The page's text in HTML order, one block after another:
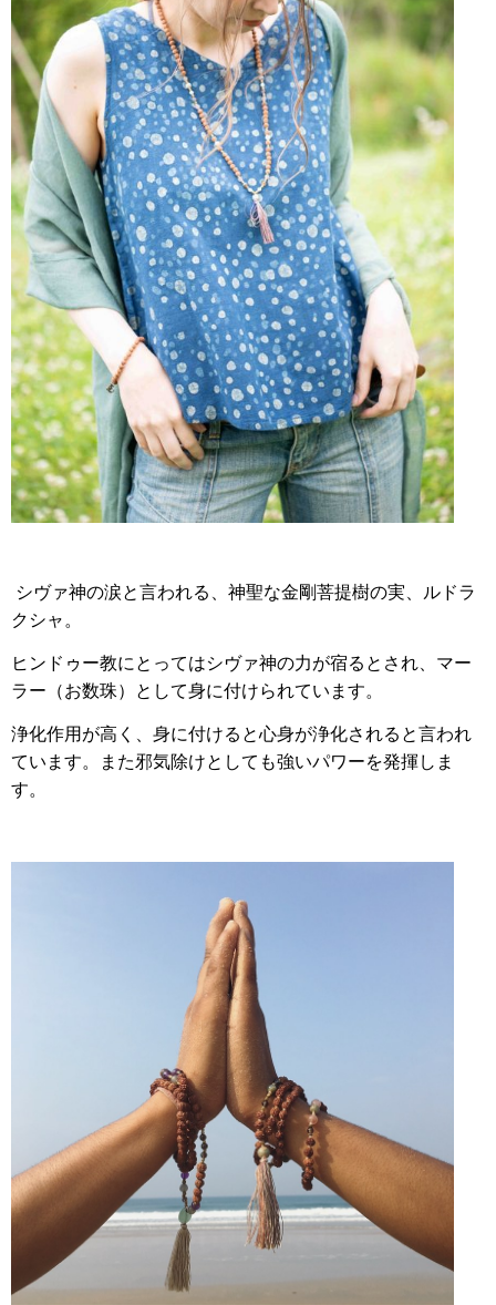
シヴァ神の涙と言われる、神聖な金剛菩提樹の実、ルドラ
クシャ。
ヒンドゥー教にとってはシヴァ神の力が宿るとされ、マー
ラー（お数珠）として身に付けられています。
浄化作用が高く、身に付けると心身が浄化されると言われ
ています。また邪気除けとしても強いパワーを発揮しま
す。